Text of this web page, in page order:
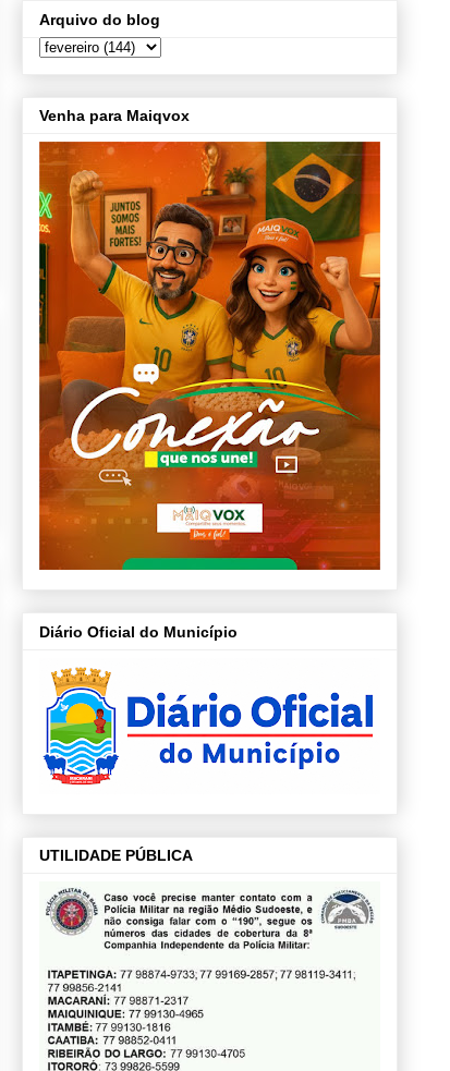
Arquivo do blog
Venha para Maiqvox
Diário Oficial do Município
UTILIDADE PÚBLICA